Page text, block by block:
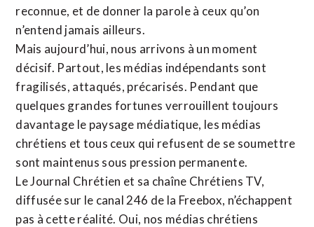
reconnue, et de donner la parole à ceux qu’on
n’entend jamais ailleurs.
Mais aujourd’hui, nous arrivons à un moment
décisif. Partout, les médias indépendants sont
fragilisés, attaqués, précarisés. Pendant que
quelques grandes fortunes verrouillent toujours
davantage le paysage médiatique, les médias
chrétiens et tous ceux qui refusent de se soumettre
sont maintenus sous pression permanente.
Le Journal Chrétien et sa chaîne Chrétiens TV,
diffusée sur le canal 246 de la Freebox, n’échappent
pas à cette réalité. Oui, nos médias chrétiens